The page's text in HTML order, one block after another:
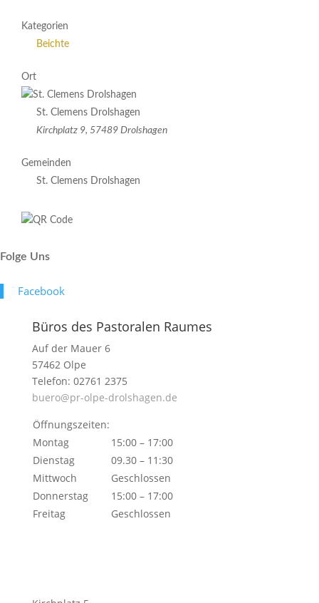
Kategorien
Beichte
Ort
St. Clemens Drolshagen
Kirchplatz 9, 57489 Drolshagen
Gemeinden
St. Clemens Drolshagen
Folge Uns
Face­book
Büros des Pastoralen Raumes
Auf der Mauer 6
57462 Olpe
Telefon: 02761 2375
buero@pr-olpe-drolshagen.de
Öffnungszeiten:
Montag
15:00 – 17:00
Dienstag
09.30 – 11:30
Mittwoch
Geschlossen
Donnerstag
15:00 – 17:00
Freitag
Geschlossen